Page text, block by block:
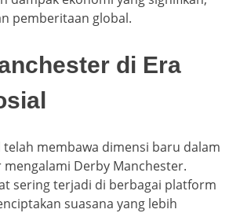
pemberitaan global.
di Era
telah membawa dimensi baru dalam
mengalami Derby Manchester.
sering terjadi di berbagai platform
suasana yang lebih